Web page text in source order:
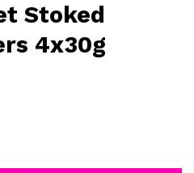
Stoked
4x30g